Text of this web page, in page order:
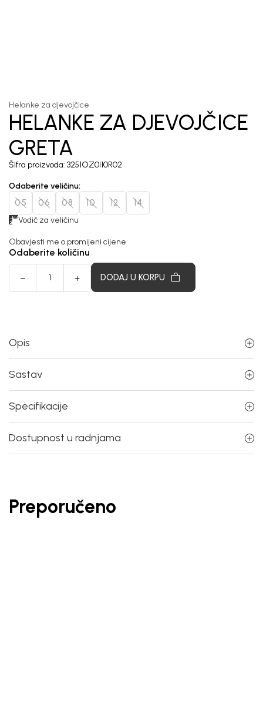
Helanke za djevojčice
HELANKE ZA DJEVOJČICE
GRETA
Šifra proizvoda: 3251OZ0I10R02
Odaberite veličinu:
05 06 08 10 12 14
Vodič za veličinu
Obavjesti me o promijeni cijene
Odaberite količinu
DODAJ U KORPU
Opis
Sastav
Specifikacije
Dostupnost u radnjama
Preporučeno